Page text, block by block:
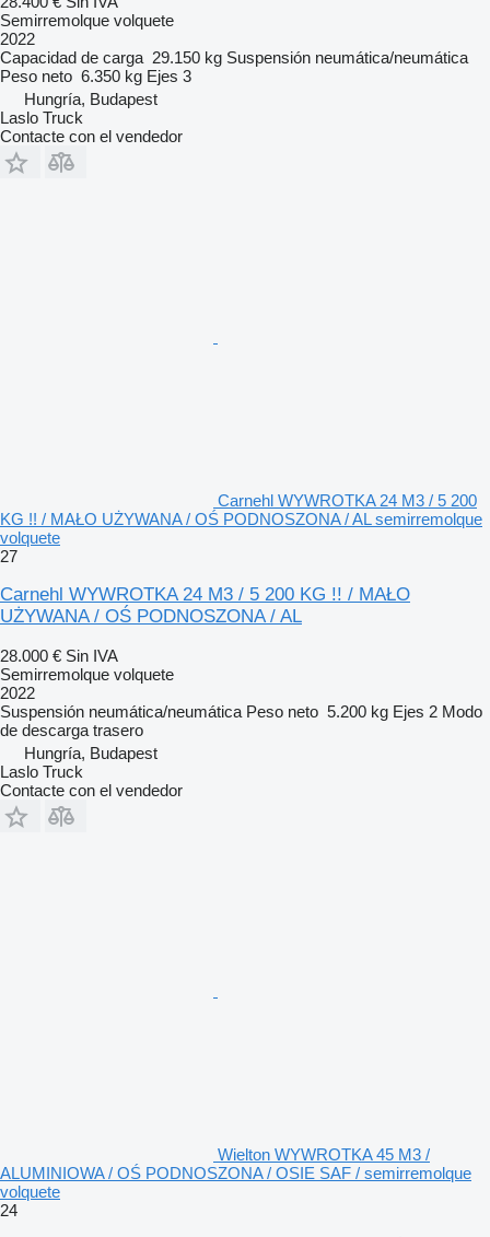
Semirremolque volquete
2022
Capacidad de carga 29.150 kg Suspensión neumática/neumática
Peso neto 6.350 kg Ejes 3
Hungría, Budapest
Laslo Truck
Contacte con el vendedor
Carnehl WYWROTKA 24 M3 / 5 200
KG !! / MAŁO UŻYWANA / OŚ PODNOSZONA / AL semirremolque
volquete
27
Carnehl WYWROTKA 24 M3 / 5 200 KG !! / MAŁO
UŻYWANA / OŚ PODNOSZONA / AL
28.000 € Sin IVA
Semirremolque volquete
2022
Suspensión neumática/neumática Peso neto 5.200 kg Ejes 2 Modo
de descarga trasero
Hungría, Budapest
Laslo Truck
Contacte con el vendedor
Wielton WYWROTKA 45 M3 /
ALUMINIOWA / OŚ PODNOSZONA / OSIE SAF / semirremolque
volquete
24